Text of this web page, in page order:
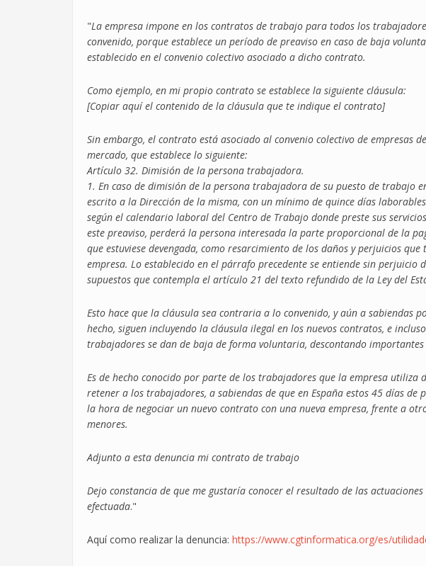
"La empresa impone en los contratos de trabajo para todos los
convenido, porque establece un período de preaviso en caso de baja
establecido en el convenio colectivo asociado a dicho contrato.
Como ejemplo, en mi propio contrato se establece la siguiente cláusula:
[Copiar aquí el contenido de la cláusula que te indique el contrato]
Sin embargo, el contrato está asociado al convenio colectivo de empresas
mercado, que establece lo siguiente:
Artículo 32. Dimisión de la persona trabajadora.
1. En caso de dimisión de la persona trabajadora de su puesto de trabajo
escrito a la Dirección de la misma, con un mínimo de quince días
según el calendario laboral del Centro de Trabajo donde preste sus
este preaviso, perderá la persona interesada la parte proporcional de la
que estuviese devengada, como resarcimiento de los daños y perjuicios
empresa. Lo establecido en el párrafo precedente se entiende sin perjuicio
supuestos que contempla el artículo 21 del texto refundido de la Ley del
Esto hace que la cláusula sea contraria a lo convenido, y aún a sabiendas
hecho, siguen incluyendo la cláusula ilegal en los nuevos contratos, e
trabajadores se dan de baja de forma voluntaria, descontando
Es de hecho conocido por parte de los trabajadores que la empresa utiliza
retener a los trabajadores, a sabiendas de que en España estos 45 días de
la hora de negociar un nuevo contrato con una nueva empresa, frente a
menores.
Adjunto a esta denuncia mi contrato de trabajo
Dejo constancia de que me gustaría conocer el resultado de las
efectuada."
Aquí como realizar la denuncia: https://www.cgtinformatica.org/es/